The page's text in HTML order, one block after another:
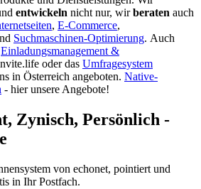
entwickeln nicht nur, wirberaten auch
, E-Commerce,
Suchmaschinen-Optimierung. Auch
Einladungsmanagement &
oder das Umfragesystem
in Österreich angeboten. Native-
- hier unsere Angebote!
Zynisch, Persönlich -
von echonet, pointiert und
in Ihr Postfach.